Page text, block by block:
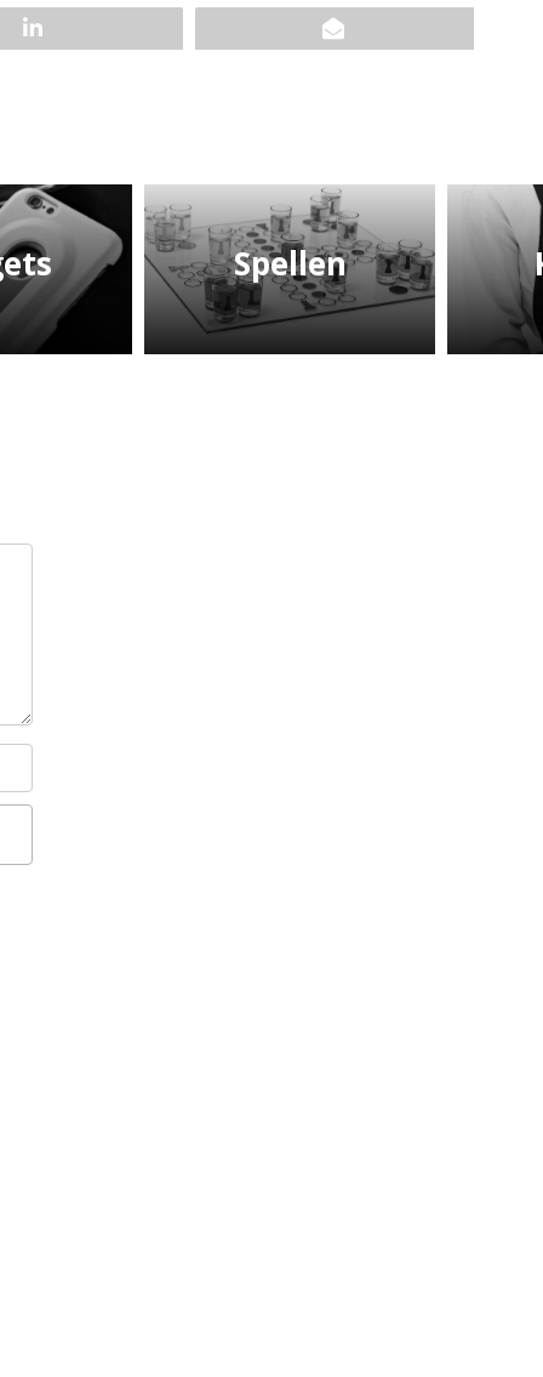
Spellen